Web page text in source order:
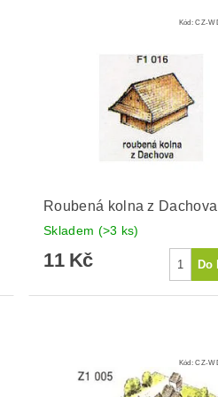
Kód:CZ-
Roubená kolna z Dachova
Skladem (>3 ks)
11 Kč
Kód:CZ-